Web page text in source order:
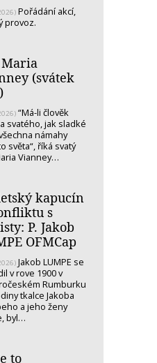
Pořádání akcí,
provoz.
Maria
(svátek
“Má-li člověk
svatého, jak sladké
námahy
světa“, říká svatý
Vianney…
kapucín
s
P. Jakob
OFMCap
Jakob LUMPE se
v rove 1900 v
Rumburku
tkalce Jakoba
a jeho ženy
byl…
to